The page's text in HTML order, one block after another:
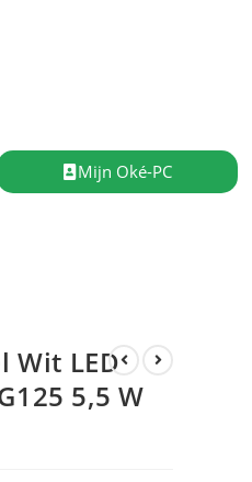
Mijn Oké-PC
Wit LED
5,5 W